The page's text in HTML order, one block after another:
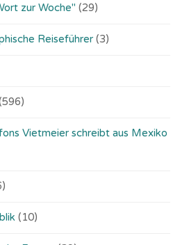
zur Woche" (29)
Reiseführer (3)
Vietmeier schreibt aus Mexiko
(10)